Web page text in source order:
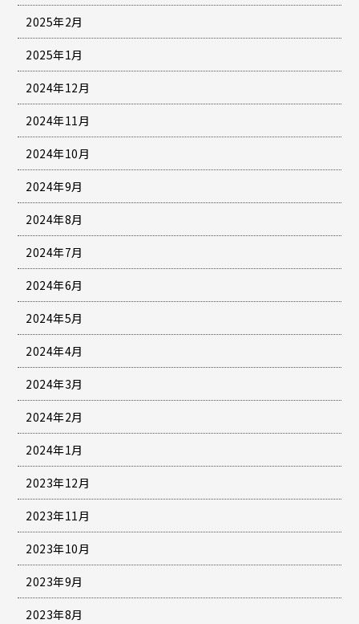
2025年2月
2025年1月
2024年12月
2024年11月
2024年10月
2024年9月
2024年8月
2024年7月
2024年6月
2024年5月
2024年4月
2024年3月
2024年2月
2024年1月
2023年12月
2023年11月
2023年10月
2023年9月
2023年8月